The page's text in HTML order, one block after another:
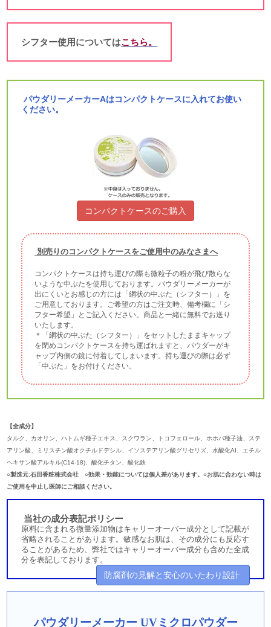
シフター使用についてはこちら。
パウダリーメーカーAはコンパクトケースに入れてお使い
ください。
コンパクトケースのご購入
別売りのコンパクトケースをご使用中のみなさまへ
コンパクトケースは持ち運びの際も微粒子の粉が飛び散らな
いような中ぶたを使用しております。パウダリーメーカーが
出にくいとお感じの方には「網状の中ぶた（シフター）」を
ご用意しております。ご希望の方はご注文時、備考欄に「シ
フター希望」とご記入ください。商品と一緒に無料でお送り
いたします。
＊「網状の中ぶた（シフター）」をセットしたままキャップ
を閉めコンパクトケースを持ち運ばれますと、パウダーがキ
ャップ内側の鏡に付着してしまいます。持ち運びの際は必ず
「中ぶた」をお付けください。
【全成分】
タルク、カオリン、ハトムギ種子エキス、スクワラン、トコフェロール、ホホバ種子油、ステ
アリン酸、ミリスチン酸オクチルドデシル、イソステアリン酸グリセリズ、水酸化AI、エチル
ヘキサン酸アルキル(C14-18)、酸化チタン、酸化鉄
○製造元:石田香粧株式会社 ○効果・効能については個人差があります。○お肌に合わない時は
ご使用を中止し医師にご相談ください。
当社の成分表記ポリシー
原料に含まれる微量添加物はキャリーオーバー成分として記載が
省略されることがあります。敏感なお肌は、その成分にも反応す
ることがあるため、弊社ではキャリーオーバー成分も含めた全成
分を表記しております。
防腐剤の見解と安心のいたわり設計
パウダリーメーカー UVミクロパウダー